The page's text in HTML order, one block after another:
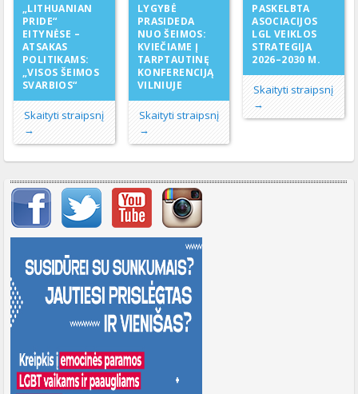
„LITHUANIAN
PRIDE“
EITYNĖSE –
ATSAKAS
POLITIKAMS:
„VISOS ŠEIMOS
SVARBIOS“
Skaityti straipsnį
→
LYGYBĖ
PRASIDEDA
NUO ŠEIMOS:
KVIEČIAME Į
TARPTAUTINĘ
KONFERENCIJĄ
VILNIUJE
Skaityti straipsnį
→
PASKELBTA
ASOCIACIJOS
LGL VEIKLOS
STRATEGIJA
2026–2030 M.
Skaityti straipsnį
→
Svarbių įrašų meniu